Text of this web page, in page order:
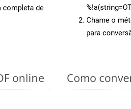
completa de
Chame o
para
online Como